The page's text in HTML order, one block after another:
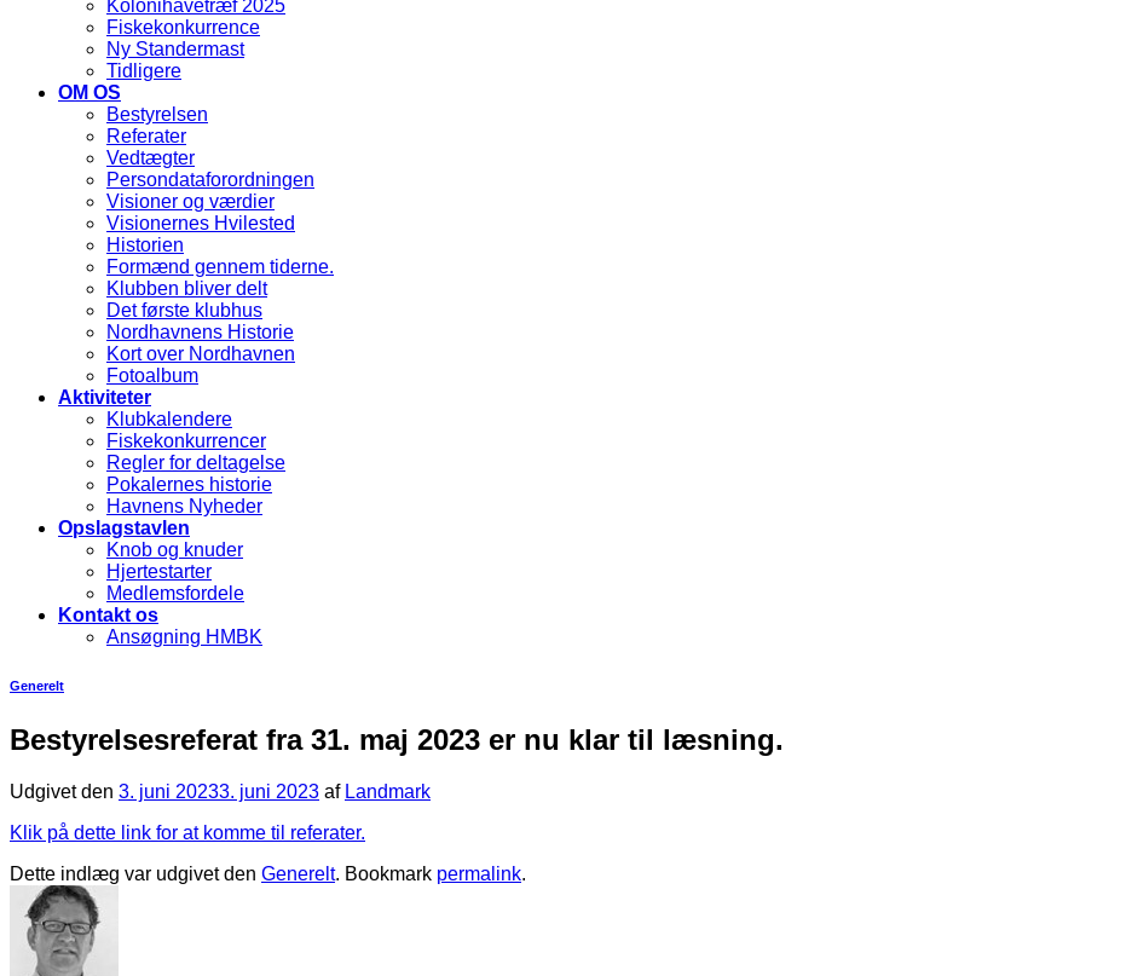
Kolonihavetræf 2025
Fiskekonkurrence
Ny Standermast
Tidligere
OM OS
Bestyrelsen
Referater
Vedtægter
Persondataforordningen
Visioner og værdier
Visionernes Hvilested
Historien
Formænd gennem tiderne.
Klubben bliver delt
Det første klubhus
Nordhavnens Historie
Kort over Nordhavnen
Fotoalbum
Aktiviteter
Klubkalendere
Fiskekonkurrencer
Regler for deltagelse
Pokalernes historie
Havnens Nyheder
Opslagstavlen
Knob og knuder
Hjertestarter
Medlemsfordele
Kontakt os
Ansøgning HMBK
Generelt
Bestyrelsesreferat fra 31. maj 2023 er nu klar til læsning.
Udgivet den 3. juni 20233. juni 2023 af Landmark
Klik på dette link for at komme til referater.
Dette indlæg var udgivet den Generelt. Bookmark permalink.